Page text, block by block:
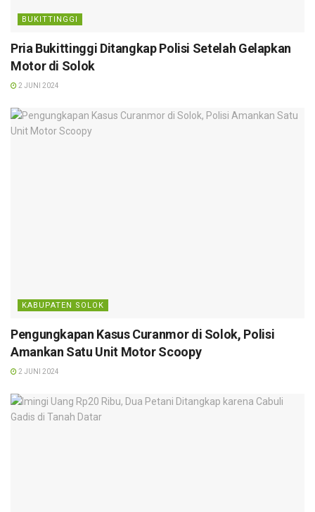
BUKITTINGGI
Pria Bukittinggi Ditangkap Polisi Setelah Gelapkan
Motor di Solok
2 JUNI 2024
KABUPATEN SOLOK
Pengungkapan Kasus Curanmor di Solok, Polisi
Amankan Satu Unit Motor Scoopy
2 JUNI 2024